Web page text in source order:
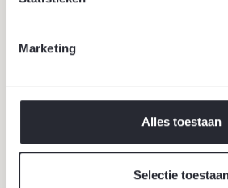
Marketing
Alles toestaan
Selectie
12 mei 2026
Plantenbakken in Bijlmer